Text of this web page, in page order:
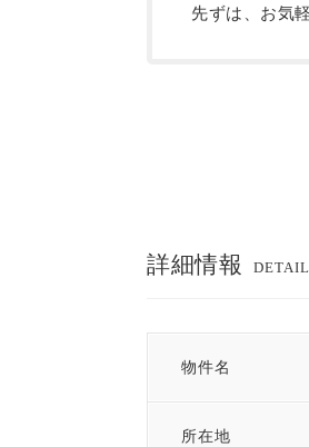
先ずは、お気
詳細情報
物件名
所在地